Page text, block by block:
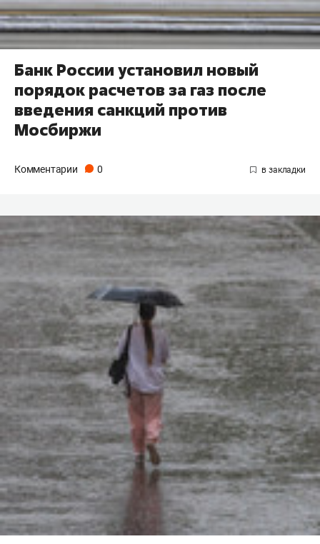
Банк России установил новый
порядок расчетов за газ после
введения санкций против
Мосбиржи
Комментарии 0